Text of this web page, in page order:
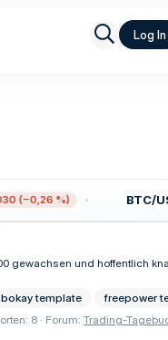
Log In
(−0,26 %) BTC/
gewachsen und hoffentlich
bokay template
freepower
8 Forum: Trading-